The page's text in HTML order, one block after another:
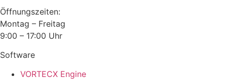
Öffnungszeiten:
Montag – Freitag
9:00 – 17:00 Uhr
Software
VORTECX Engine